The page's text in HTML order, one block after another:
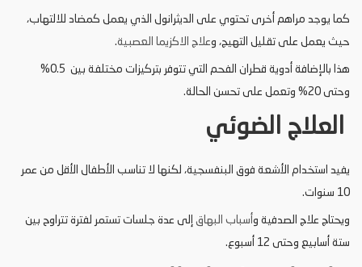
كما يوجد مراهم أخرى تحتوي على الديثرانول الذي يعمل كمضاد للالتهاب،
حيث يعمل على تقليل التهيج، وعلاج الاكزيما العصبية.
هذا بالإضافة أدوية قطران الفحم التي تتوفر بتركيزات مختلفة بين 0.5%
وحتى 20% وتعمل على تحسن الحالة.
العلاج الضوئي
يفيد استخدام الأشعة فوق البنفسجية، لكنها لا تناسب الأطفال الأقل من عمر
10 سنوات.
ويحتاج علاج الصدفية و أسباب البهاق إلى عدة جلسات تستمر لفترة تتراوح بين
ستة أسابيع وحتى 12 أسبوع.